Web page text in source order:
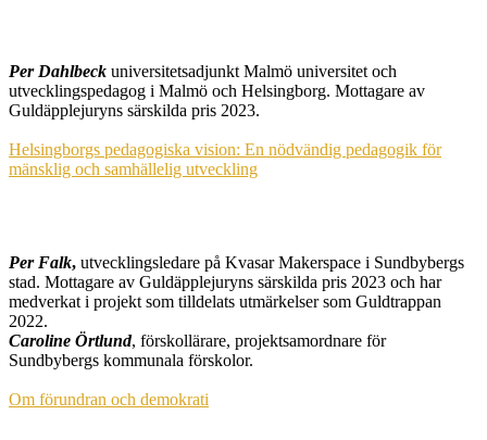
Per Dahlbeck universitetsadjunkt Malmö universitet och
utvecklingspedagog i Malmö och Helsingborg. Mottagare av
Guldäpplejuryns särskilda pris 2023.
Helsingborgs pedagogiska vision: En nödvändig pedagogik för
mänsklig och samhällelig utveckling
Per Falk, utvecklingsledare på Kvasar Makerspace i Sundbybergs
stad. Mottagare av Guldäpplejuryns särskilda pris 2023 och har
medverkat i projekt som tilldelats utmärkelser som Guldtrappan
2022.
Caroline Örtlund, förskollärare, projektsamordnare för
Sundbybergs kommunala förskolor.
Om förundran och demokrati